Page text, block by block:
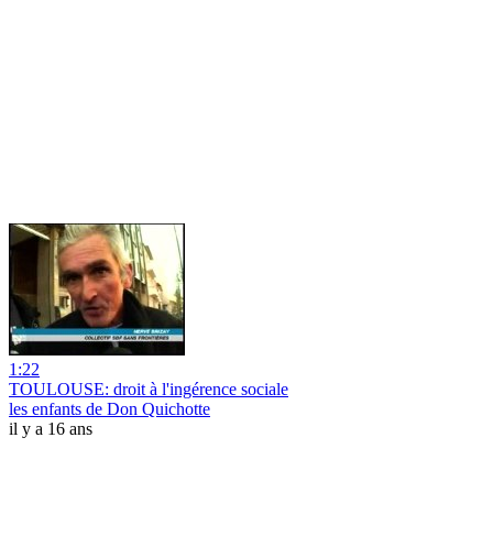
1:22
TOULOUSE: droit à l'ingérence sociale
les enfants de Don Quichotte
il y a 16 ans